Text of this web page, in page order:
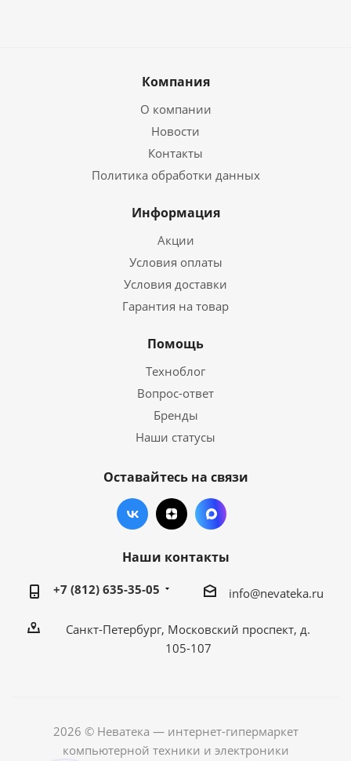
Компания
О компании
Новости
Контакты
Политика обработки данных
Информация
Акции
Условия оплаты
Условия доставки
Гарантия на товар
Помощь
Техноблог
Вопрос-ответ
Бренды
Наши статусы
Оставайтесь на связи
Наши контакты
+7 (812) 635-35-05 info@nevateka.ru
Санкт-Петербург, Московский проспект, д.
105-107
2026 © Неватека — интернет-гипермаркет
компьютерной техники и электроники